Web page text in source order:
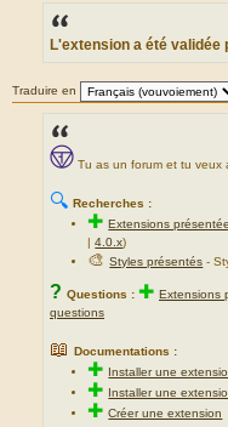
L'extension a été validée
Traduire en
Tu as un forum et tu veux
🔍 Recherches :
✚Extensions
|4.0.x)
🎨Styles présentés -
? Questions : ✚ Extensions
questions
📖 Documentations :
✚ Installer une
✚ Installer une
✚Créer une extension